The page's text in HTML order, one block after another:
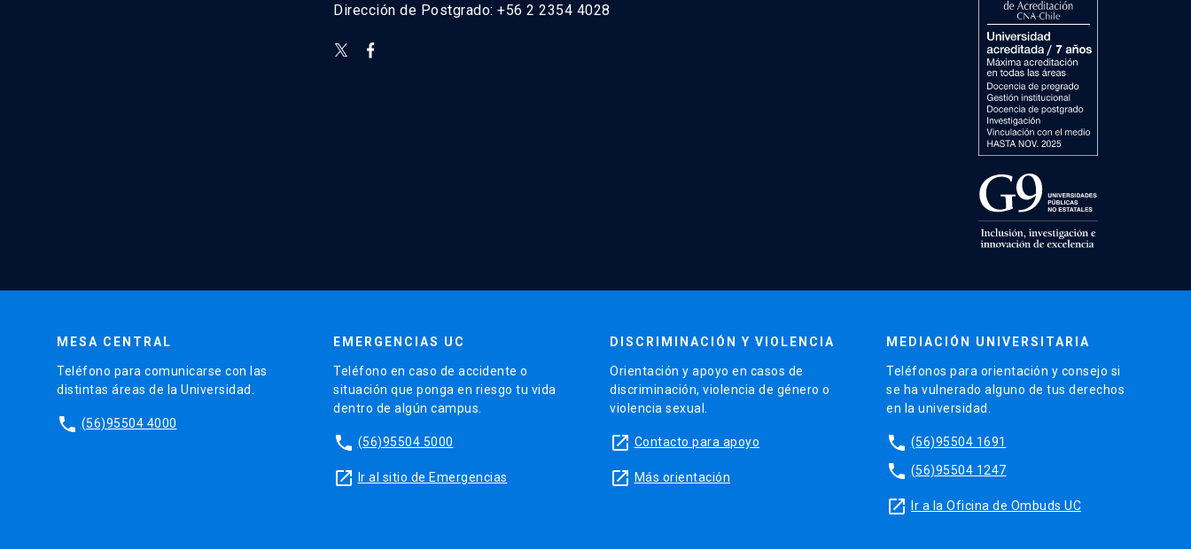
Dirección de Postgrado: +56 2 2354 4028
MESA CENTRAL
Teléfono para comunicarse con las
distintas áreas de la Universidad.
phone (56)95504 4000
EMERGENCIAS UC
Teléfono en caso de accidente o
situación que ponga en riesgo tu vida
dentro de algún campus.
phone (56)95504 5000
launch Ir al sitio de Emergencias
DISCRIMINACIÓN Y VIOLENCIA
Orientación y apoyo en casos de
discriminación, violencia de género o
violencia sexual.
launch Contacto para apoyo
launch Más orientación
MEDIACIÓN UNIVERSITARIA
Teléfonos para orientación y consejo si
se ha vulnerado alguno de tus derechos
en la universidad.
phone (56)95504 1691
phone (56)95504 1247
launch Ir a la Oficina de Ombuds UC